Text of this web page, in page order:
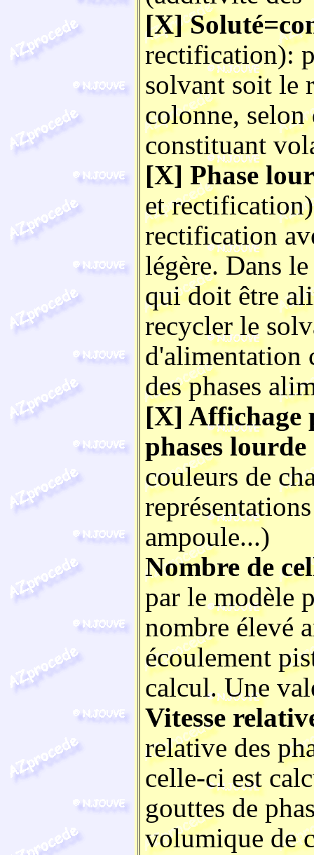
[X]
rectification):
solvant soit le
colonne,
constituant
[X] Phase
et
rectification
légère. Dans
qui doit être
recycler le
d'alimentation
des phases
[X] Affichage
phases lourde
couleurs de
ampoule...)
Nombre de
par le modèle
nombre élevé
écoulement
calcul. Une
Vitesse
relative des
celle-ci est
gouttes de
volumique de